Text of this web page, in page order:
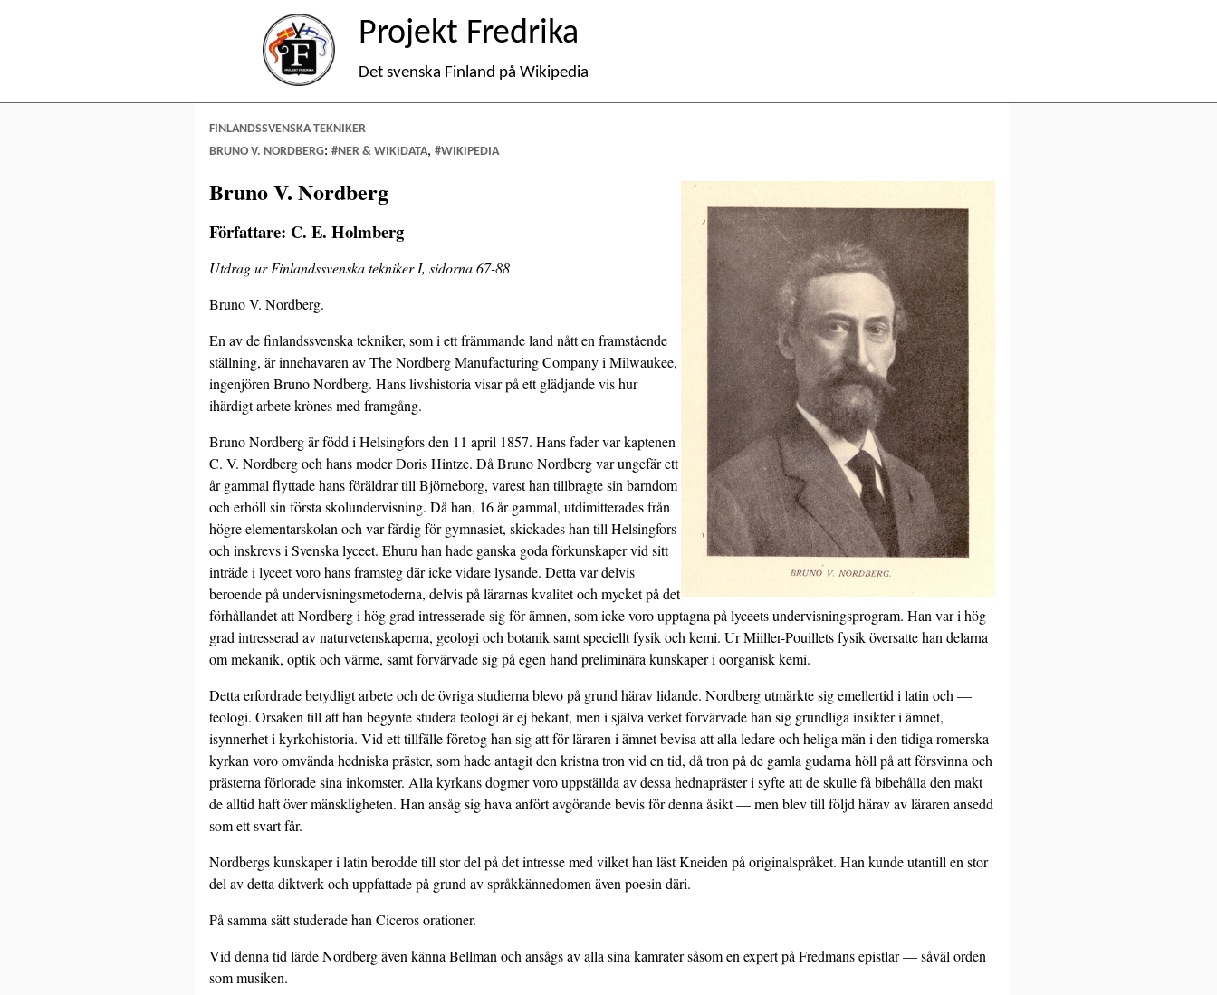
Projekt Fredrika
Det svenska Finland på Wikipedia
FINLANDSSVENSKA TEKNIKER
BRUNO V. NORDBERG:#NER & WIKIDATA,#WIKIPEDIA
Bruno V. Nordberg
Författare: C. E. Holmberg
Utdrag ur Finlandssvenska tekniker I, sidorna 67-88
Bruno V. Nordberg.
En av de finlandssvenska tekniker, som i ett främmande land nått en framstående
ställning, är innehavaren av The Nordberg Manufacturing Company i Milwaukee,
ingenjören Bruno Nordberg. Hans livshistoria visar på ett glädjande vis hur
ihärdigt arbete krönes med framgång.
Bruno Nordberg är född i Helsingfors den 11 april 1857. Hans fader var kaptenen
C. V. Nordberg och hans moder Doris Hintze. Då Bruno Nordberg var ungefär ett
år gammal flyttade hans föräldrar till Björneborg, varest han tillbragte sin barndom
och erhöll sin första skolundervisning. Då han, 16 år gammal, utdimitterades från
högre elementarskolan och var färdig för gymnasiet, skickades han till Helsingfors
och inskrevs i Svenska lyceet. Ehuru han hade ganska goda förkunskaper vid sitt
inträde i lyceet voro hans framsteg där icke vidare lysande. Detta var delvis
beroende på undervisningsmetoderna, delvis på lärarnas kvalitet och mycket på det
förhållandet att Nordberg i hög grad intresserade sig för ämnen, som icke voro upptagna på lyceets undervisningsprogram. Han var i hög
grad intresserad av naturvetenskaperna, geologi och botanik samt speciellt fysik och kemi. Ur Miiller-Pouillets fysik översatte han delarna
om mekanik, optik och värme, samt förvärvade sig på egen hand preliminära kunskaper i oorganisk kemi.
Detta erfordrade betydligt arbete och de övriga studierna blevo på grund härav lidande. Nordberg utmärkte sig emellertid i latin och —
teologi. Orsaken till att han begynte studera teologi är ej bekant, men i själva verket förvärvade han sig grundliga insikter i ämnet,
isynnerhet i kyrkohistoria. Vid ett tillfälle företog han sig att för läraren i ämnet bevisa att alla ledare och heliga män i den tidiga romerska
kyrkan voro omvända hedniska präster, som hade antagit den kristna tron vid en tid, då tron på de gamla gudarna höll på att försvinna och
prästerna förlorade sina inkomster. Alla kyrkans dogmer voro uppställda av dessa hednapräster i syfte att de skulle få bibehålla den makt
de alltid haft över mänskligheten. Han ansåg sig hava anfört avgörande bevis för denna åsikt — men blev till följd härav av läraren ansedd
som ett svart får.
Nordbergs kunskaper i latin berodde till stor del på det intresse med vilket han läst Kneiden på originalspråket. Han kunde utantill en stor
del av detta diktverk och uppfattade på grund av språkkännedomen även poesin däri.
På samma sätt studerade han Ciceros orationer.
Vid denna tid lärde Nordberg även känna Bellman och ansågs av alla sina kamrater såsom en expert på Fredmans epistlar — såväl orden
som musiken.